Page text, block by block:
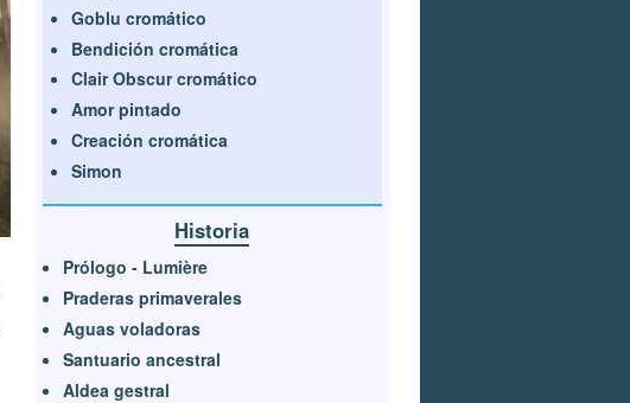
Goblu cromático
Bendición cromática
Clair Obscur cromático
Amor pintado
Creación cromática
Simon
Historia
Prólogo - Lumière
Praderas primaverales
Aguas voladoras
Santuario ancestral
Aldea gestral